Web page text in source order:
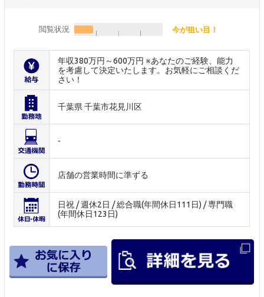
閲覧状況 今が狙い目！
年収380万円～600万円 ※あなたのご経験、能力
を考慮して決定いたします。お気軽にご相談くだ
さい！
千葉県 千葉市花見川区
-
店舗の営業時間に準ずる
日祝 / 週休2日 / 総合職(年間休日111日) / 専門職
(年間休日123日)